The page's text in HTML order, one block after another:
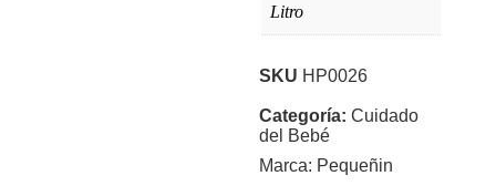
Litro
SKU HP0026
Categoría: Cuidado
del Bebé
Marca: Pequeñin